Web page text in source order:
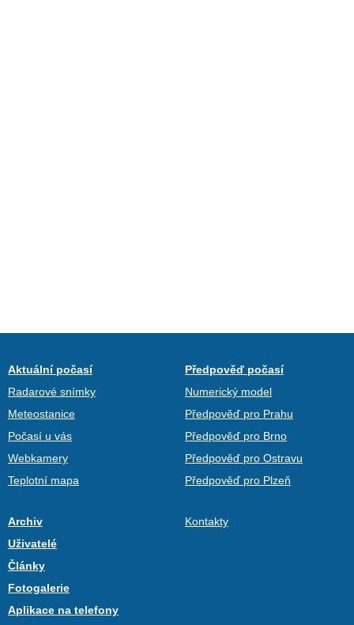
Aktuální počasí
Radarové snímky
Meteostanice
Počasí u vás
Webkamery
Teplotní mapa
Předpověď počasí
Numerický model
Předpověď pro Prahu
Předpověď pro Brno
Předpověď pro Ostravu
Předpověď pro Plzeň
Archiv
Uživatelé
Články
Fotogalerie
Aplikace na telefony
Kontakty